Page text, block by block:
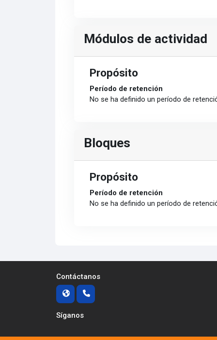
Módulos de actividad
Propósito
Período de retención
No se ha definido un período de
Bloques
Propósito
Período de retención
No se ha definido un período de
Contáctanos
Síganos